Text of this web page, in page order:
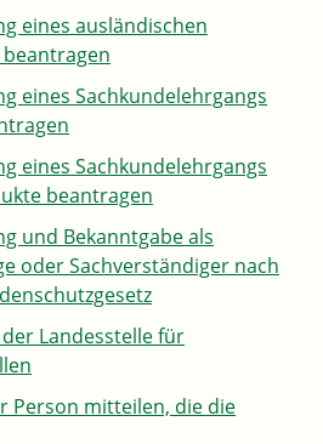
eines ausländischen
eines Sachkundelehrgangs
eines Sachkundelehrgangs
beantragen
und Bekanntgabe als
oder Sachverständiger nach
Landesstelle für
Person mitteilen, die die